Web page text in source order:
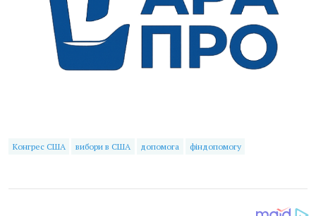
Конгрес США вибори в США допомога фіндопомогу